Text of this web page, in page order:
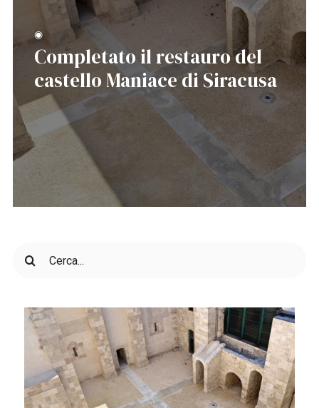
◉
Completato il restauro del
castello Maniace di Siracusa
per: